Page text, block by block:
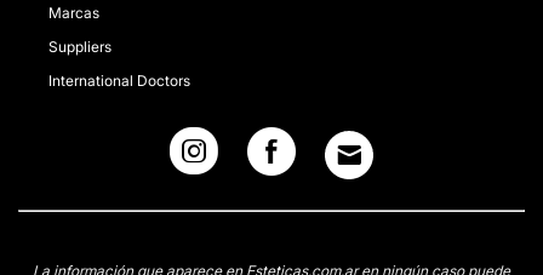
Marcas
Suppliers
International Doctors
La información que aparece en Esteticas.com.ar en ningún caso puede